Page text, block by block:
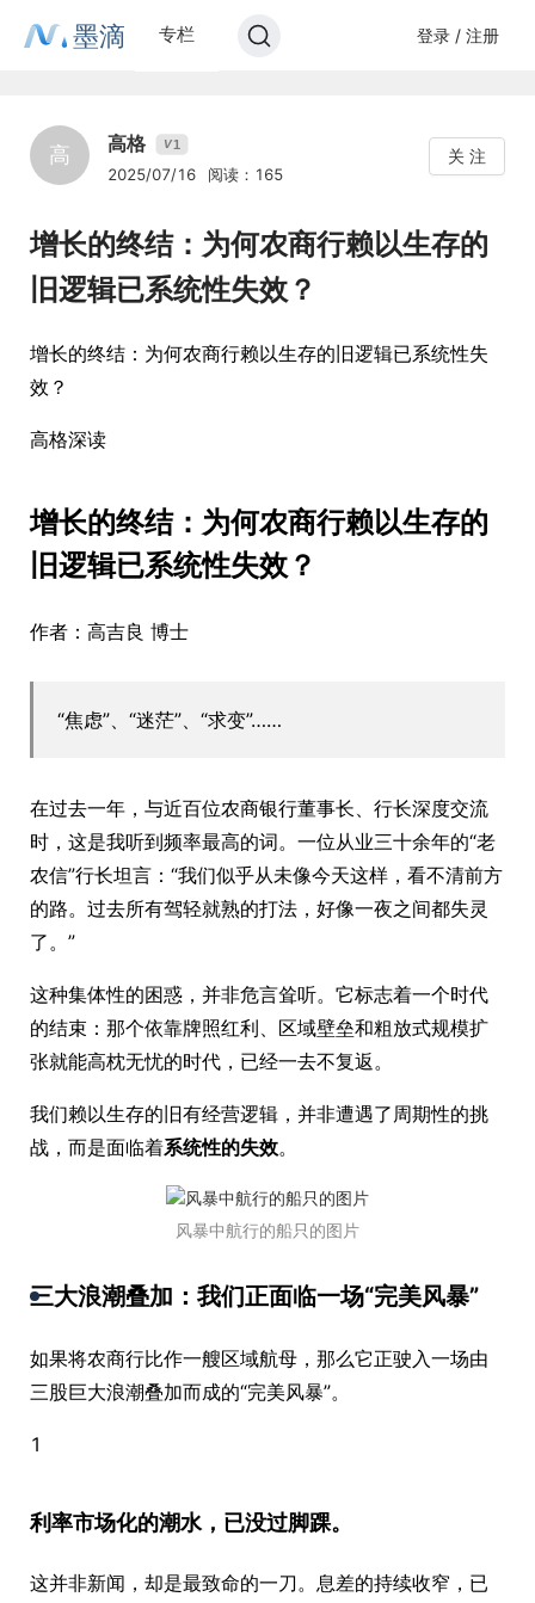
墨滴 专栏 登录 / 注册
高 高格 V1
2025/07/16 阅读：165
关 注
增长的终结：为何农商行赖以生存的
旧逻辑已系统性失效？
增长的终结：为何农商行赖以生存的旧逻辑已系统性失
效？
高格深读
增长的终结：为何农商行赖以生存的
旧逻辑已系统性失效？
作者：高吉良 博士
“焦虑”、“迷茫”、“求变”……
在过去一年，与近百位农商银行董事长、行长深度交流
时，这是我听到频率最高的词。一位从业三十余年的“老
农信”行长坦言：“我们似乎从未像今天这样，看不清前方
的路。过去所有驾轻就熟的打法，好像一夜之间都失灵
了。”
这种集体性的困惑，并非危言耸听。它标志着一个时代
的结束：那个依靠牌照红利、区域壁垒和粗放式规模扩
张就能高枕无忧的时代，已经一去不复返。
我们赖以生存的旧有经营逻辑，并非遭遇了周期性的挑
战，而是面临着系统性的失效。
风暴中航行的船只的图片
三大浪潮叠加：我们正面临一场“完美风暴”
如果将农商行比作一艘区域航母，那么它正驶入一场由
三股巨大浪潮叠加而成的“完美风暴”。
1
利率市场化的潮水，已没过脚踝。
这并非新闻，却是最致命的一刀。息差的持续收窄，已